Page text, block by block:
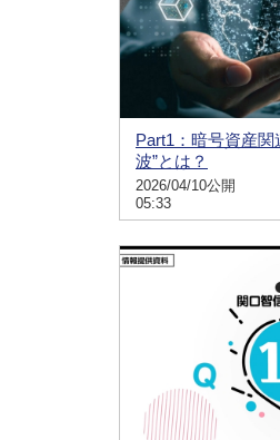
Part1：暗号資産関
波”とは？
2026/04/10公開
05:33